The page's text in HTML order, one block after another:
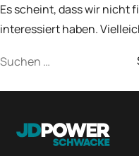
Es scheint, dass wir nicht
interessiert haben.
Suchen